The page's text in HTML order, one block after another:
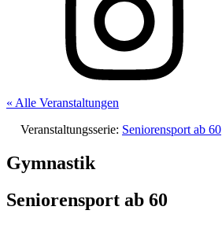
« Alle Veranstaltungen
Veranstaltungsserie: Seniorensport ab 60
Gymnastik
Seniorensport ab 60